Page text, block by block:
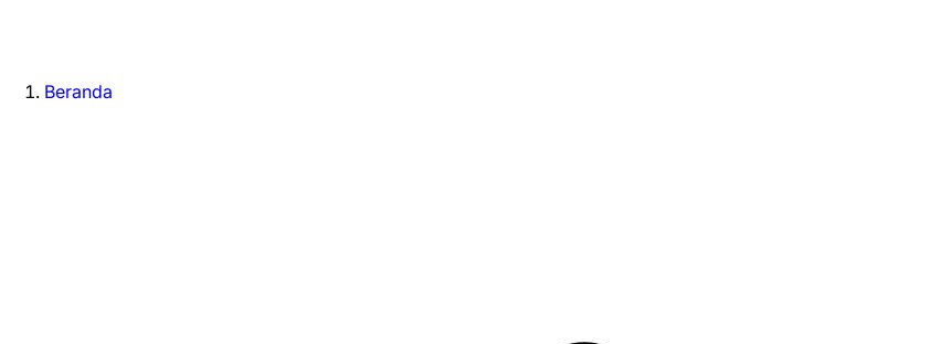
Beranda